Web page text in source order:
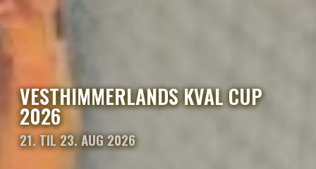
VESTHIMMERLANDS KVAL CUP
2026
21. TIL 23. AUG 2026